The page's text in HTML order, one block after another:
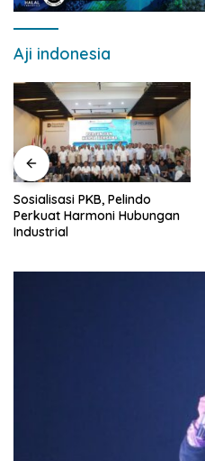
Aji indonesia
Sosialisasi PKB, Pelindo
Perkuat Harmoni Hubungan
Industrial